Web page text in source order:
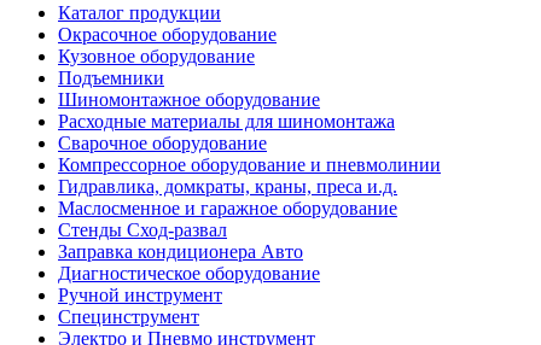
Каталог продукции
Окрасочное оборудование
Кузовное оборудование
Подъемники
Шиномонтажное оборудование
Расходные материалы для шиномонтажа
Сварочное оборудование
Компрессорное оборудование и пневмолинии
Гидравлика, домкраты, краны, преса и.д.
Маслосменное и гаражное оборудование
Стенды Сход-развал
Заправка кондиционера Авто
Диагностическое оборудование
Ручной инструмент
Специнструмент
Электро и Пневмо инструмент